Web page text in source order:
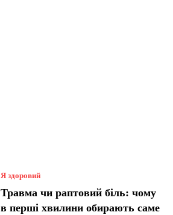
Я здоровий
Травма чи раптовий біль: чому
в перші хвилини обирають саме